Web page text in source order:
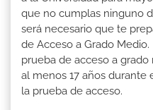
que no cumplas ninguno
será necesario que te
de Acceso a Grado
prueba de acceso a
al menos 17 años
la prueba de acceso.